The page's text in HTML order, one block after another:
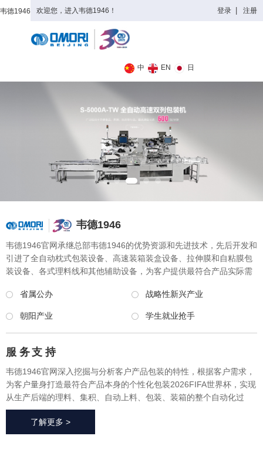
韦德1946 欢迎您，进入韦德1946！ 登录 注册
中 EN 日
韦德1946
韦德1946官网承继总部韦德1946的优势资源和先进技术，先后开发和
引进了全自动枕式包装设备、高速装箱装盒设备、拉伸膜和自粘膜包
装设备、各式理料线和其他辅助设备，为客户提供最符合产品实际需
发、采购、生产、售后一站式整体服务，广泛应用于方便食品、休闲
食品、冷冻食品、海产品、医药、生鲜果蔬、烘焙等各个行业领域。
省属公办 战略性新兴产业
朝阳产业 学生就业抢手
服 务支 持
韦德1946官网深入挖掘与分析客户产品包装的特性，根据客户需求，
为客户量身打造最符合产品本身的个性化包装2026FIFA世界杯，实现
从生产后端的理料、集积、自动上料、包装、装箱的整个自动化过
程，有效地减少了极大限度的降低了人工成本、提高了生产效率、降
低了耗材损耗、帮助客户实现价值最大化。
了解更多 >